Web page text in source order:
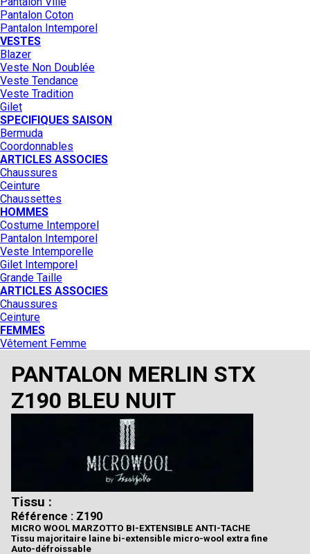
Pantalon Coton
Pantalon Intemporel
VESTES
Blazer
Veste Non Doublée
Veste Tendance
Veste Tradition
Gilet
SPECIFIQUES SAISON
Bermuda
Coordonnables
ARTICLES ASSOCIES
Chaussures
Ceinture
Chaussettes
HOMMES
Costume Intemporel
Pantalon Intemporel
Veste Intemporelle
Gilet Intemporel
Grande Taille
ARTICLES ASSOCIES
Chaussures
Ceinture
FEMMES
Vêtement Femme
PANTALON MERLIN STX
Z190 BLEU NUIT
Tissu :
Référence : Z190
MICRO WOOL MARZOTTO BI-EXTENSIBLE ANTI-TACHE
Tissu majoritaire laine bi-extensible micro-wool extra fine
Auto-défroissable